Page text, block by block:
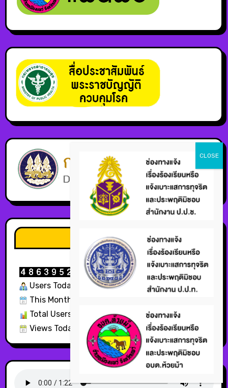
สถิติผู้ใช้บริการ
Users Today : 1438
This Month : 10313
Total Users : 331672
Views Today : 1860